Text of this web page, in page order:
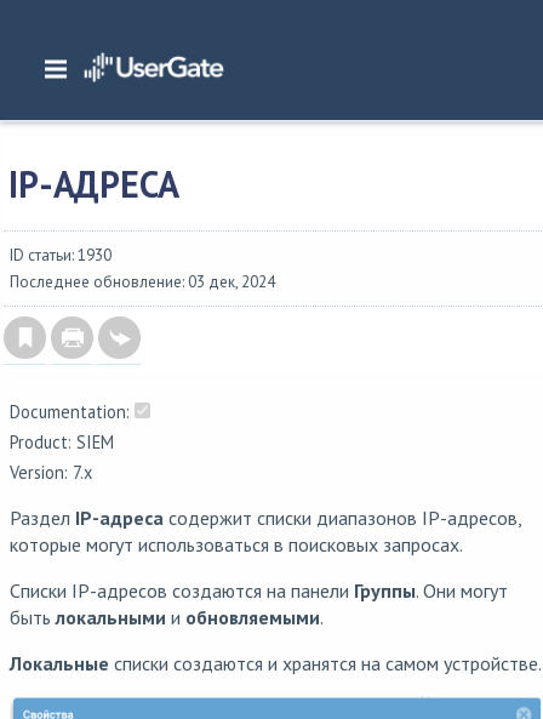
Главная/ Документация/SIEM/
UserGate SIEM 7.x Руководство администратора
IP-АДРЕСА
ID статьи: 1930
Последнее обновление: 03 дек, 2024
Documentation:
Product: SIEM
Version: 7.x
Раздел IP-адреса содержит списки диапазонов IP-адресов,
которые могут использоваться в поисковых запросах.
Списки IP-адресов создаются на панели Группы. Они могут
бытьлокальными и обновляемыми.
Локальные списки создаются и хранятся на самом устройстве.